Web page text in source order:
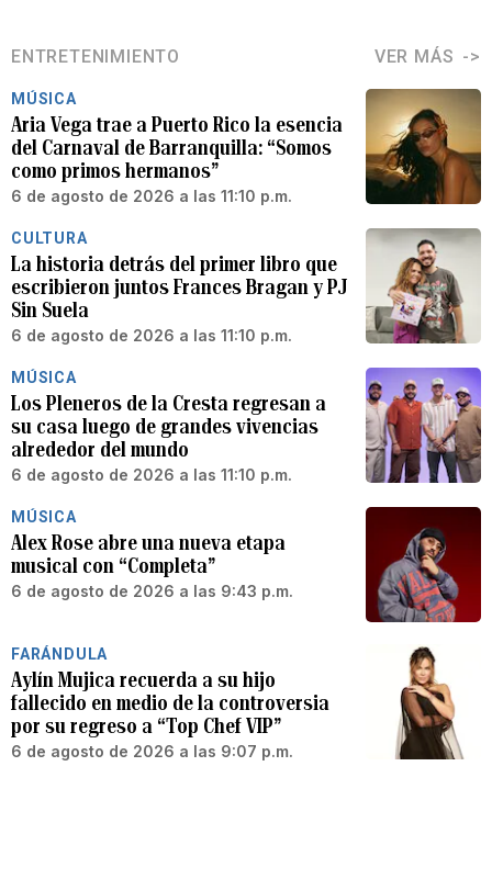
ENTRETENIMIENTO VER MÁS
MÚSICA
Aria Vega trae a Puerto Rico la esencia
del Carnaval de Barranquilla: “Somos
como primos hermanos”
6 de agosto de 2026 a las 11:10 p.m.
CULTURA
La historia detrás del primer libro que
escribieron juntos Frances Bragan y PJ
Sin Suela
6 de agosto de 2026 a las 11:10 p.m.
MÚSICA
Los Pleneros de la Cresta regresan a
su casa luego de grandes vivencias
alrededor del mundo
6 de agosto de 2026 a las 11:10 p.m.
MÚSICA
Alex Rose abre una nueva etapa
musical con “Completa”
6 de agosto de 2026 a las 9:43 p.m.
FARÁNDULA
Aylín Mujica recuerda a su hijo
fallecido en medio de la controversia
por su regreso a “Top Chef VIP”
6 de agosto de 2026 a las 9:07 p.m.